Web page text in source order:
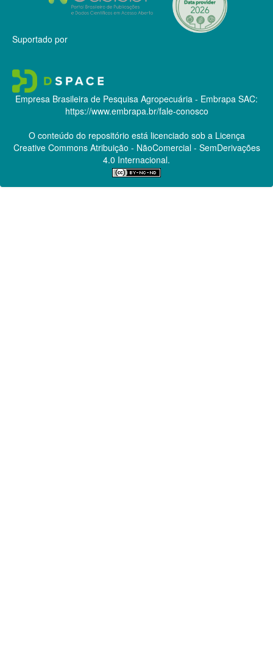
Suportado por
Empresa Brasileira de Pesquisa Agropecuária - Embrapa SAC:
https://www.embrapa.br/fale-conosco
O conteúdo do repositório está licenciado sob a Licença
Creative CommonsAtribuição - NãoComercial - SemDerivações
4.0 Internacional.